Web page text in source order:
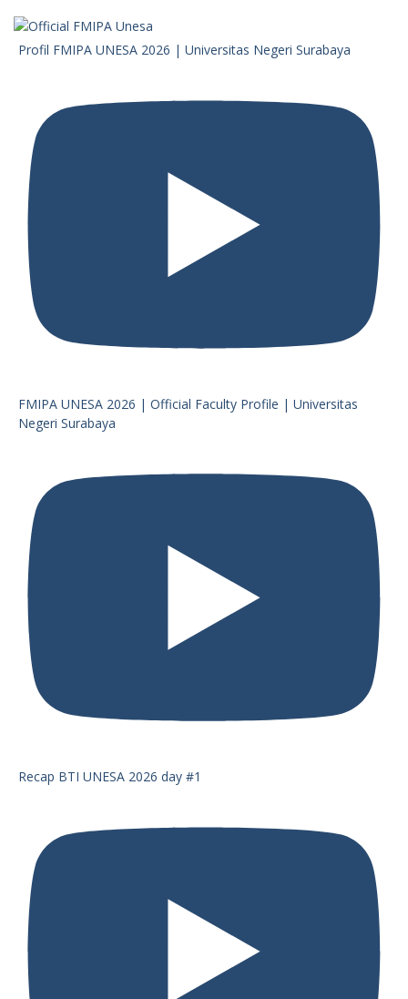
Profil FMIPA UNESA 2026 | Universitas Negeri Surabaya
FMIPA UNESA 2026 | Official Faculty Profile | Universitas
Negeri Surabaya
Recap BTI UNESA 2026 day #1